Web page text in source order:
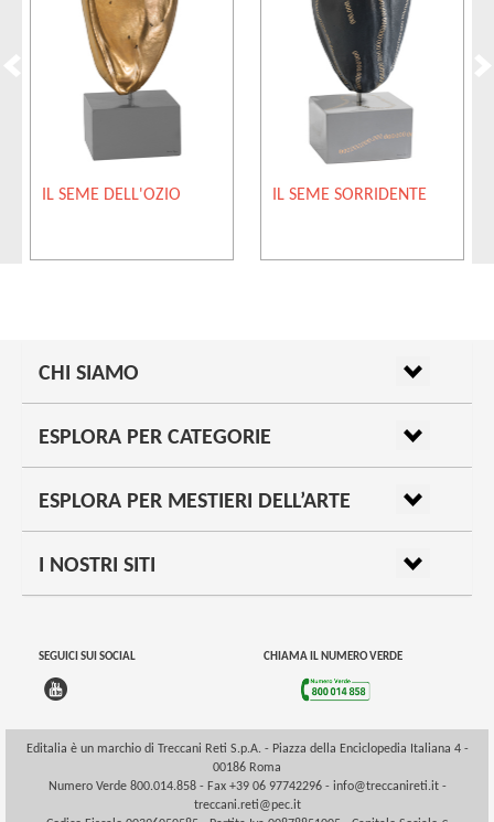
IL SEME DELL'OZIO IL SEME SORRIDENTE
CHI SIAMO
ESPLORA PER CATEGORIE
ESPLORA PER MESTIERI DELL’ARTE
I NOSTRI SITI
SEGUICI SUI SOCIAL CHIAMA IL NUMERO VERDE
Editalia è un marchio di Treccani Reti S.p.A. - Piazza della Enciclopedia Italiana 4 -
00186 Roma
Numero Verde 800.014.858 - Fax +39 06 97742296 - info@treccanireti.it-
treccani.reti@pec.it